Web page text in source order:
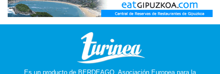
Es un producto de BERDEAGO, Asociación Europea para la